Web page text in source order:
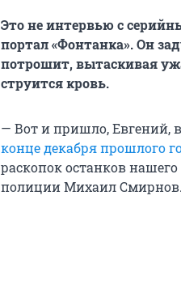
Это не интервью с
портал «Фонтанка». Он
потрошит, вытаскивая
струится кровь.
— Вот и пришло, Евгений,
конце декабря прошлого
раскопок останков
полиции Михаил Смирнов.